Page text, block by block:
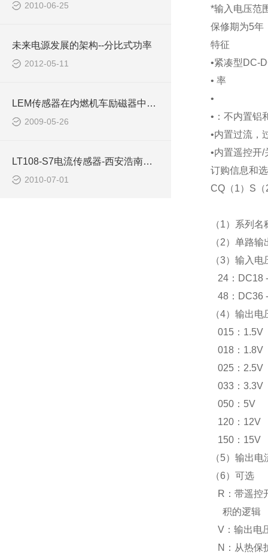
2010-06-25
未来电源发展的架构--分比式功率
2012-05-11
LEM传感器在内燃机车励磁器中的应用西安浩南电子
2009-05-26
LT108-S7电流传感器-西安浩南电子科技有限公司
2010-07-01
*输入电压范
保修期为5年
特征
•紧凑型DC-
• 率
•
•：不内置铝
•内置过流，
•内置遥控开/
订购信息和
CQ（1）S
（1）系列名
（2）单路输
（3）输入电
24：DC18
48：DC36
（4）输出电
015：1.5V
018：1.8V
025：2.5V
033：3.3V
050：5V
120：12V
150：15V
（5）输出电
（6）可选
R：带遥控
积的逻辑
V：输出电
N：从热保